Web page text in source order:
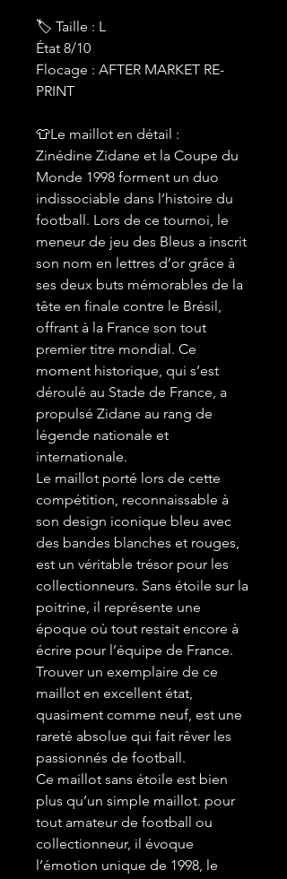
🏷 Taille : L
État 8/10
Flocage : AFTER MARKET RE-
PRINT
👕Le maillot en détail :
Zinédine Zidane et la Coupe du
Monde 1998 forment un duo
indissociable dans l’histoire du
football. Lors de ce tournoi, le
meneur de jeu des Bleus a inscrit
son nom en lettres d’or grâce à
ses deux buts mémorables de la
tête en finale contre le Brésil,
offrant à la France son tout
premier titre mondial. Ce
moment historique, qui s’est
déroulé au Stade de France, a
propulsé Zidane au rang de
légende nationale et
internationale.
Le maillot porté lors de cette
compétition, reconnaissable à
son design iconique bleu avec
des bandes blanches et rouges,
est un véritable trésor pour les
collectionneurs. Sans étoile sur la
poitrine, il représente une
époque où tout restait encore à
écrire pour l’équipe de France.
Trouver un exemplaire de ce
maillot en excellent état,
quasiment comme neuf, est une
rareté absolue qui fait rêver les
passionnés de football.
Ce maillot sans étoile est bien
plus qu’un simple maillot. pour
tout amateur de football ou
collectionneur, il évoque
l’émotion unique de 1998, le